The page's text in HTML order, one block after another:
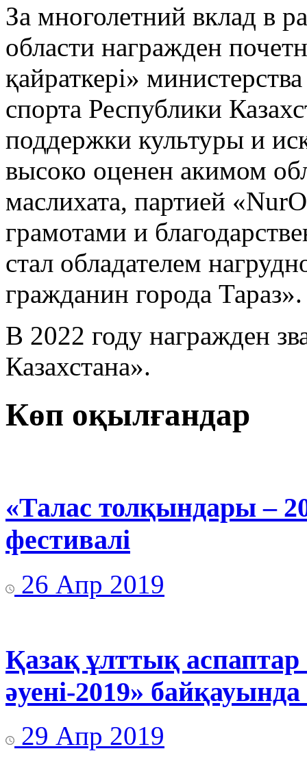
За многолетний вклад в
области награжден
қайраткері»
спорта Республики
поддержки культуры и
высоко оценен акимом
маслихата, партией
грамотами и
стал обладателем
гражданин города Тараз».
В 2022 году награжден
Казахстана».
Көп оқылғандар
«Талас толқындары –
фестивалі
26 Апр 2019
Қазақ ұлттық
әуені-2019»
29 Апр 2019